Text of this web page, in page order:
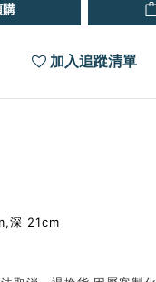
購
加入追蹤清單
深 21cm